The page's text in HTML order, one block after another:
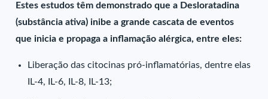
Estes estudos têm demonstrado que a Desloratadina
(substância ativa) inibe a grande cascata de eventos
que inicia e propaga a inflamação alérgica, entre eles:
Liberação das citocinas pró-inflamatórias, dentre elas
IL-4, IL-6, IL-8, IL-13;